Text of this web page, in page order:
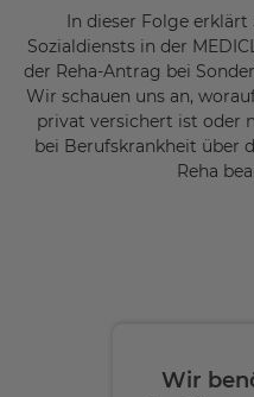
In dieser Folge erklärt
Sozialdiensts in der
der Reha-Antrag bei
Wir schauen uns an,
privat versichert ist oder
bei Berufskrankheit über
Reha
Wir